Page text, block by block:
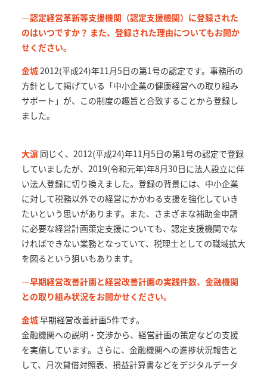
—認定経営革新等支援機関（認定支援機関）に登録された
のはいつですか？ また、登録された理由についてもお聞か
せください。
金城2012(平成24)年11月5日の第1号の認定です。事務所の
方針として掲げている「中小企業の健康経営への取り組み
サポート」が、この制度の趣旨と合致することから登録し
ました。
大濵 同じく、2012(平成24)年11月5日の第1号の認定で登録
していましたが、2019(令和元年)年8月30日に法人設立に伴
い法人登録に切り換えました。登録の背景には、中小企業
に対して税務以外での経営にかかわる支援を強化していき
たいという思いがあります。また、さまざまな補助金申請
に必要な経営計画策定支援についても、認定支援機関でな
ければできない業務となっていて、税理士としての職域拡大
を図るという狙いもあります。
—早期経営改善計画と経営改善計画の実践件数、金融機関
との取り組み状況をお聞かせください。
金城早期経営改善計画5件です。
金融機関への説明・交渉から、経営計画の策定などの支援
を実施しています。さらに、金融機関への進捗状況報告と
して、月次貸借対照表、損益計算書などをデジタルデータ